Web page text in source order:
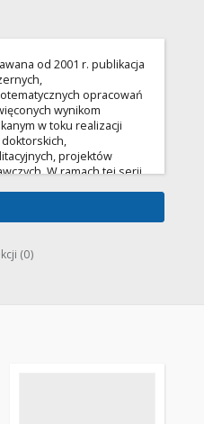
od 2001 r. publikacja
opracowań
wynikom
w toku realizacji
projektów
W ramach tej serii,
jest opublikowana w
angielskim.
(0)